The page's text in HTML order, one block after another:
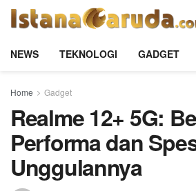
NEWS TEKNOLOGI GADGET
Home Gadget
Realme 12+ 5G:
Performa dan
Unggulannya